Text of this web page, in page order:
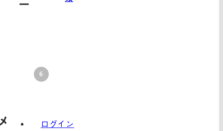
ー
ログイン